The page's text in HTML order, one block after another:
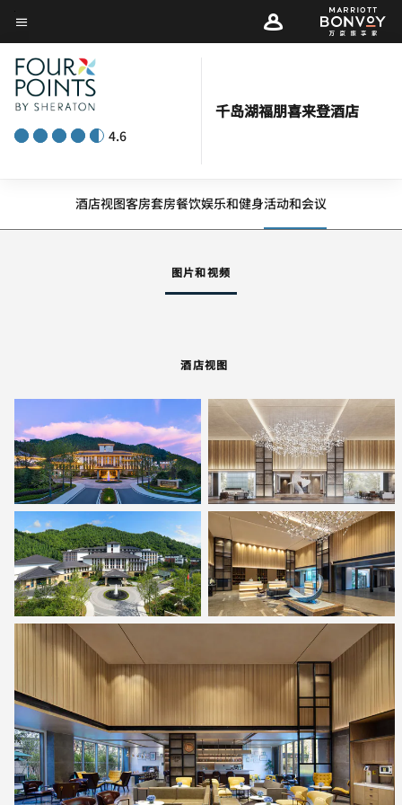
Skip
to
main
content
菜单文本
4.6
千岛湖福朋喜来登酒店
酒店视图客房套房餐饮娱乐和健身活动和会议
图片和视频
酒店视图